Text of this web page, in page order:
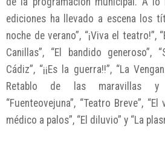
ediciones ha llevado a escena los
noche de verano”, “¡Viva el teatro!”,
Canillas”, “El bandido generoso”,
Cádiz”, “¡¡Es la guerra!!”, “La
Retablo de las maravillas y
“Fuenteovejuna”, “Teatro Breve”, “El
médico a palos”, “El diluvio” y “La